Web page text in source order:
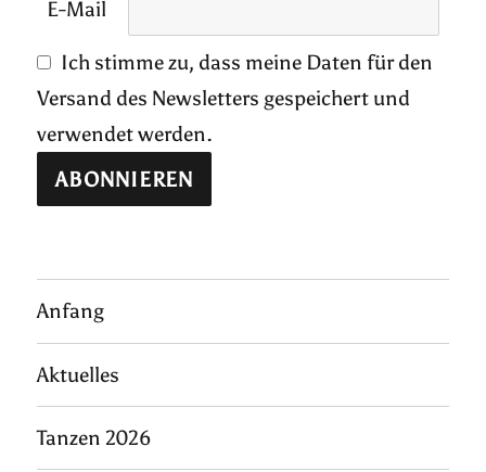
E-Mail
Ich stimme zu, dass meine Daten für den
Versand des Newsletters gespeichert und
verwendet werden.
Anfang
Aktuelles
Tanzen 2026